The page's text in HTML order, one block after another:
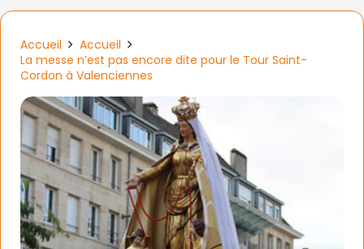
Accueil
Accueil
La messe n’est pas encore dite pour le Tour Saint-
Cordon à Valenciennes